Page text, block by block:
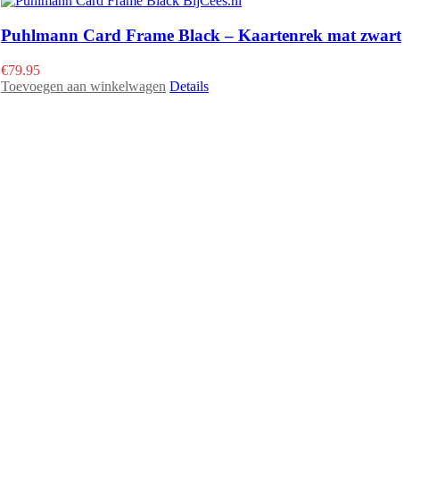
Puhlmann Card Frame Black – Kaartenrek mat zwart
€79.95
Toevoegen aan winkelwagen Details